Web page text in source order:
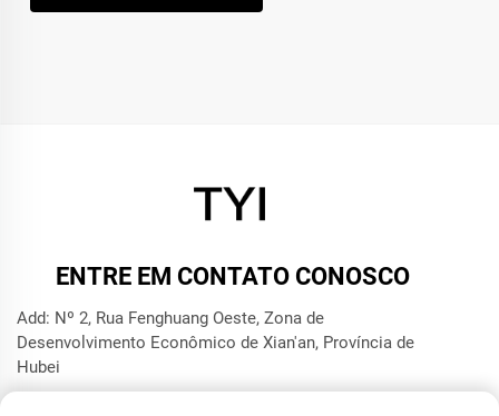
ENTRE EM CONTATO CONOSCO
Add: Nº 2, Rua Fenghuang Oeste, Zona de
Desenvolvimento Econômico de Xian'an, Província de
Hubei